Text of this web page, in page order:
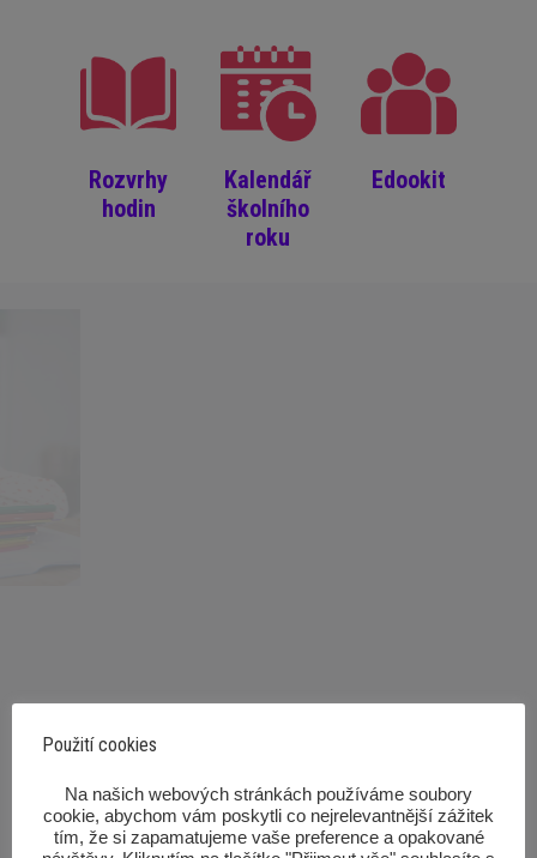
Rozvrhy
hodin
Kalendář
školního
roku
Edookit
Pomůcky pro školní rok
VÍCE ZDE
Použití cookies
‎Na našich webových stránkách používáme soubory
cookie, abychom vám poskytli co nejrelevantnější zážitek
tím, že si zapamatujeme vaše preference a opakované